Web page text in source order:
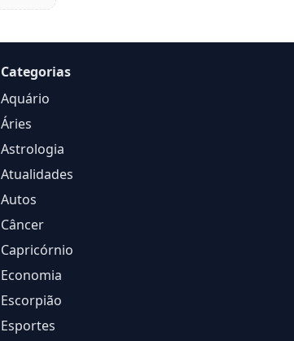
Categorias
Aquário
Áries
Astrologia
Atualidades
Autos
Câncer
Capricórnio
Economia
Escorpião
Esportes